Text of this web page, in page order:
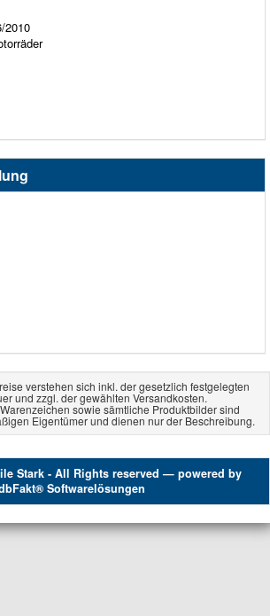
2010
verstehen sich inkl. der gesetzlich festgelegten
und zzgl. der gewählten Versandkosten.
sowie sämtliche Produktbilder sind
Eigentümer und dienen nur der Beschreibung.
Stark - All Rights reserved — powered by
Softwarelösungen